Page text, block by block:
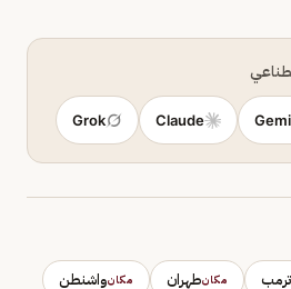
Claude
Grok
ترمب مكانطهران مكانواشنطن